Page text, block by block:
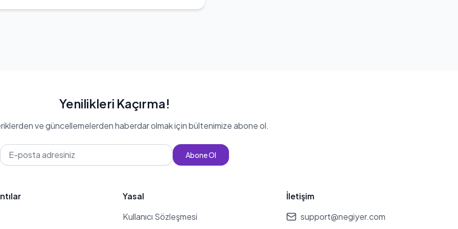
Yenilikleri Kaçırma!
ve güncellemelerden haberdar olmak için bültenimize abone ol.
Abone Ol
Yasal
Kullanıcı Sözleşmesi
İletişim
support@negiyer.com